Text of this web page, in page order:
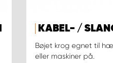
KABEL- /
Bøjet krog egnet til
eller maskiner på.